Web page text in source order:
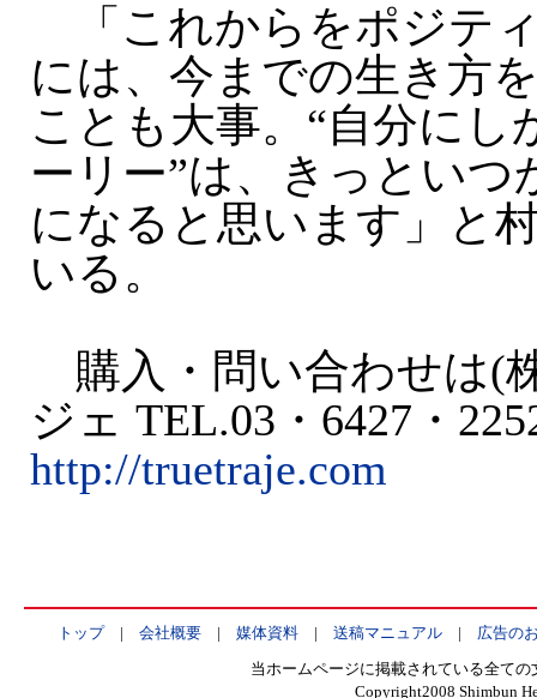
「これからをポジテ
には、今までの生き方
ことも大事。“自分にし
ーリー”は、きっといつ
になると思います」と
いる。
購入・問い合わせは(
ジェ TEL.03・6427・
http://truetraje.com
トップ| 会社概要| 媒体資料| 送稿マニュアル| 広告の
当ホームページに掲載されている全て
Copyright2008 Shimbun